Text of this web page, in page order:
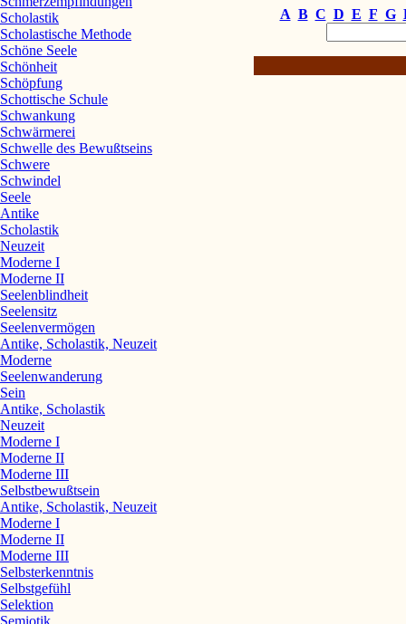
A B C D E F G
Scholastik
Scholastische Methode
Schöne Seele
Schönheit
Schöpfung
Schottische Schule
Schwankung
Schwärmerei
Schwelle des Bewußtseins
Schwere
Schwindel
Seele
Antike
Scholastik
Neuzeit
Moderne I
Moderne II
Seelenblindheit
Seelensitz
Seelenvermögen
Antike, Scholastik, Neuzeit
Moderne
Seelenwanderung
Sein
Antike, Scholastik
Neuzeit
Moderne I
Moderne II
Moderne III
Selbstbewußtsein
Antike, Scholastik, Neuzeit
Moderne I
Moderne II
Moderne III
Selbsterkenntnis
Selbstgefühl
Selektion
Semiotik